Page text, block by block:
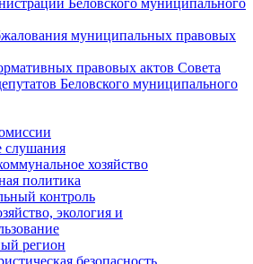
Беловского муниципального
муниципальных правовых
правовых актов Совета
Беловского муниципального
хозяйство
политика
контроль
экология и
регион
безопасность